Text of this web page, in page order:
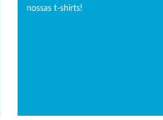
nossas t-shirts!